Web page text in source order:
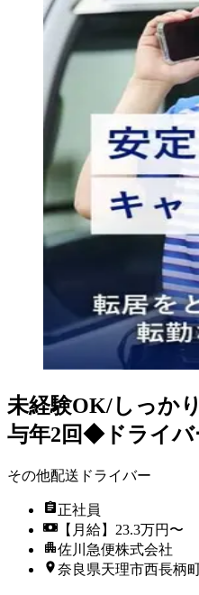
未経験OK/しっか
与年2回◆ドライバ
その他配送ドライバー
正社員
【月給】23.3万円〜
佐川急便株式会社
奈良県天理市西長柄